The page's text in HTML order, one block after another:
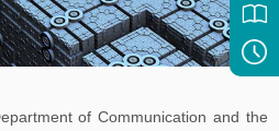
of Communication and the